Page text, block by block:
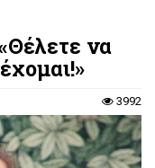
να
3992